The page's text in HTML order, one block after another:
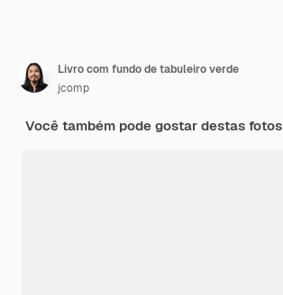
Livro com fundo de tabuleiro verde
jcomp
Você também pode gostar destas fotos